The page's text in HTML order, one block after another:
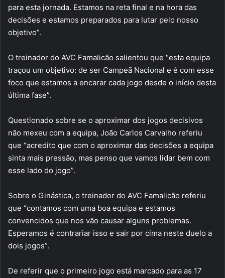
para esta jornada. Estamos na reta final e na hora das
decisões e estamos preparados para lutar pelo nosso
objetivo”.
O treinador do AVC Famalicão salientou que “esta equipa
traçou um objetivo: de ser Campeã Nacional e é com esse
foco que estamos a encarar cada jogo desde o início desta
última fase”.
Questionado sobre se o aproximar dos jogos decisivos
não mexeu com a equipa, João Carlos Carvalho referiu
que “acredito que com o aproximar das decisões a equipa
sinta mais pressão, mas penso que vamos lidar bem com
esse lado do jogo”.
Sobre o Ginástica, o treinador do AVC Famalicão referiu
que “contamos com uma boa equipa e estamos
convencidos que nos vão causar alguns problemas.
Esperamos é contrariar isso e sair por cima neste duelo a
dois jogos”.
De referir que o primeiro jogo está marcado para as 17